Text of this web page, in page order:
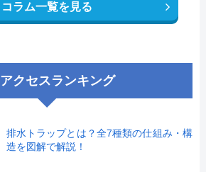
コラム一覧を見る
アクセスランキング
排水トラップとは？全7種類の仕組み・構
造を図解で解説！